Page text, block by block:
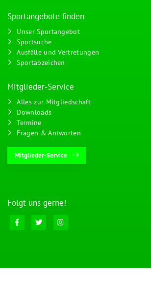
Sportangebote finden
Unser Sportangebot
Sportsuche
Ausfälle und Vertretungen
Sportabzeichen
Mitglieder-Service
Alles zur Mitgliedschaft
Downloads
Termine
Fragen & Antworten
Mitglieder-Service
Folgt uns gerne!